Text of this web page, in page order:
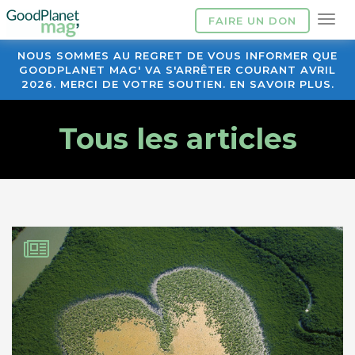
FAIRE UN DON
NOUS SOMMES AU REGRET DE VOUS INFORMER QUE
GOODPLANET MAG' VA S'ARRÊTER COURANT AVRIL
2026. MERCI DE VOTRE SOUTIEN. EN SAVOIR PLUS.
Tous les articles